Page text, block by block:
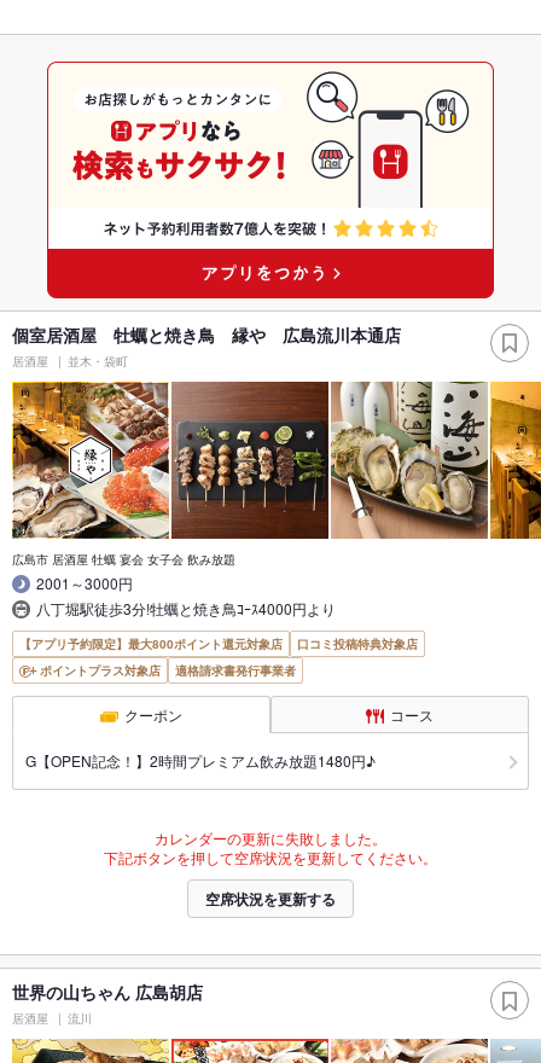
個室居酒屋 牡蠣と焼き鳥 縁や 広島流川本通店
居酒屋 並木・袋町
広島市 居酒屋 牡蠣 宴会 女子会 飲み放題
2001～3000円
八丁堀駅徒歩3分!牡蠣と焼き鳥ｺｰｽ4000円より
【アプリ予約限定】最大800ポイント還元対象店
口コミ投稿特典対象店
ポイントプラス対象店
適格請求書発行事業者
クーポン コース
G【OPEN記念！】2時間プレミアム飲み放題1480円♪
カレンダーの更新に失敗しました。
下記ボタンを押して空席状況を更新してください。
空席状況を更新する
世界の山ちゃん 広島胡店
居酒屋 流川